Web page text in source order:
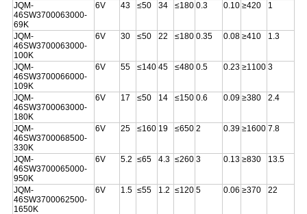
プ
ラ
イ
バ
シ
ー
ポ
JQM-
46SW3700063000-
69K
6V 43 ≤50 34 ≤180 0.3 0.10 ≥420 1
JQM-
46SW3700063000-
100K
6V 30 ≤50 22 ≤180 0.35 0.08 ≥410 1.3
JQM-
46SW3700066000-
109K
6V 55 ≤140 45 ≤480 0.5 0.23 ≥1100 3
JQM-
46SW3700063000-
180K
6V 17 ≤50 14 ≤150 0.6 0.09 ≥380 2.4
JQM-
46SW3700068500-
330K
6V 25 ≤160 19 ≤650 2 0.39 ≥1600 7.8
JQM-
46SW3700065000-
950K
6V 5.2 ≤65 4.3 ≤260 3 0.13 ≥830 13.5
JQM-
46SW3700062500-
1650K
6V 1.5 ≤55 1.2 ≤120 5 0.06 ≥370 22